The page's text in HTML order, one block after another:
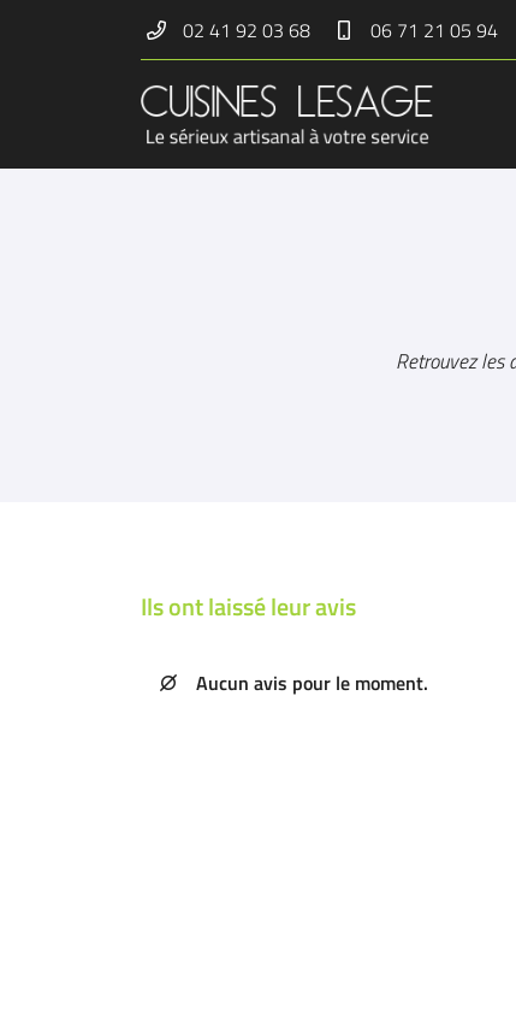
02 41 92 03 68 06 71 21 05 94
21 et 23 rue de la Gare
49440 Candé
02 41 92 03 68
Retrouvez les
Ils ont laissé leur avis
 Aucun avis pour le moment.